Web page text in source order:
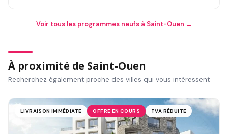
Voir tous les programmes neufs à Saint-Ouen →
À proximité de Saint-Ouen
Recherchez également proche des villes qui vous intéressent
LIVRAISON IMMÉDIATE OFFRE EN COURS TVA RÉDUITE